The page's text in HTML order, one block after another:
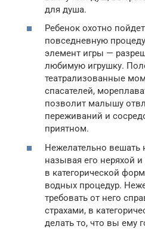
для душа.
Ребенок охотно
повседневную
элемент игры —
любимую игрушку.
театрализованные
спасателей,
позволит малышу
переживаний и
приятном.
Нежелательно вешать
называя его неряхой
в категорической
водных процедур.
требовать от него
страхами, в
делать то, что вы ему